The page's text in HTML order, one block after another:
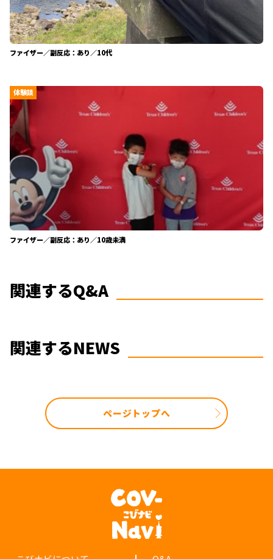
ファイザー／副反応：あり／10代
体験談
ファイザー／副反応：あり／10歳未満
関連するQ&A
関連するNEWS
ページトップへ